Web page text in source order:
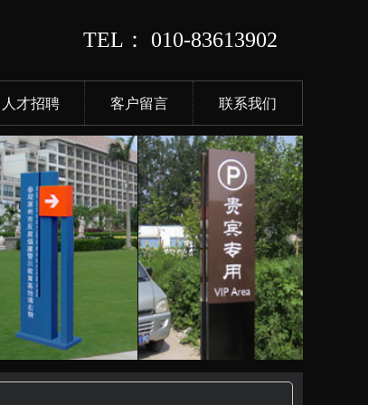
TEL： 010-83613902
人才招聘 客户留言 联系我们